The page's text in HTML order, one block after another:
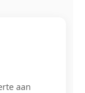
aan